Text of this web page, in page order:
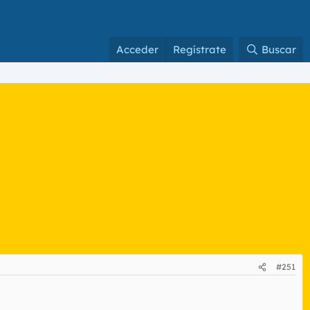
Acceder Regístrate Buscar
#251